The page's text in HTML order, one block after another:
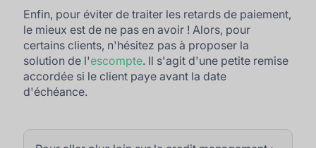
Enfin, pour éviter de traiter les retards de paiement,
le mieux est de ne pas en avoir ! Alors, pour
certains clients, n'hésitez pas à proposer la
solution de l'escompte. Il s'agit d'une petite remise
accordée si le client paye avant la date
d'échéance.